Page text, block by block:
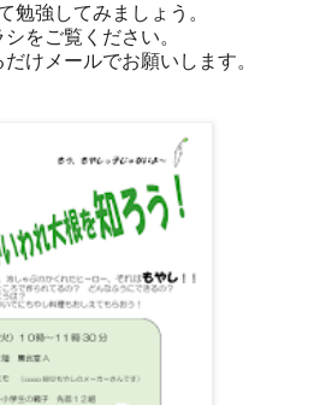
勉強してみましょう。
をご覧ください。
けメールでお願いします。